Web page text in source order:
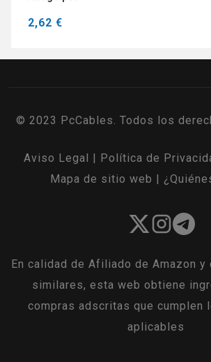
2,62 €
© 2023 PcCables. Todos los
Aviso Legal | Política de
Mapa de sitio web |
En calidad de Afiliado de Amazon y
similares, esta web obtiene
compras adscritas que cumplen
aplicables